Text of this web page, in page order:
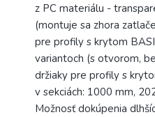
z PC materiálu -
(montuje sa zhora
pre profily s krytom
variantoch (s otvorom,
držiaky pre profily s
v sekciách: 1000 mm,
Možnosť dokúpenia